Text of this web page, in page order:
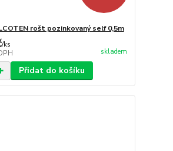
rošt pozinkovaný self 0,5m
/ks
skladem
Přidat do košíku